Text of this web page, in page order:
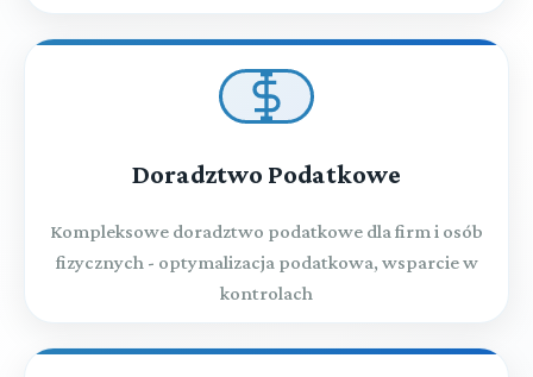
Doradztwo Podatkowe
Kompleksowe doradztwo podatkowe dla firm i osób
fizycznych - optymalizacja podatkowa, wsparcie w
kontrolach